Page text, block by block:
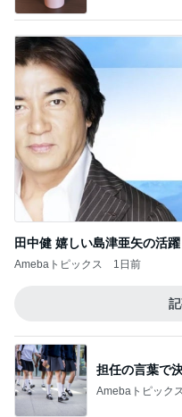
田中健 嬉しい島津亜矢の活躍
Amebaトピックス 1日前
担任の言葉で
Amebaトピックス